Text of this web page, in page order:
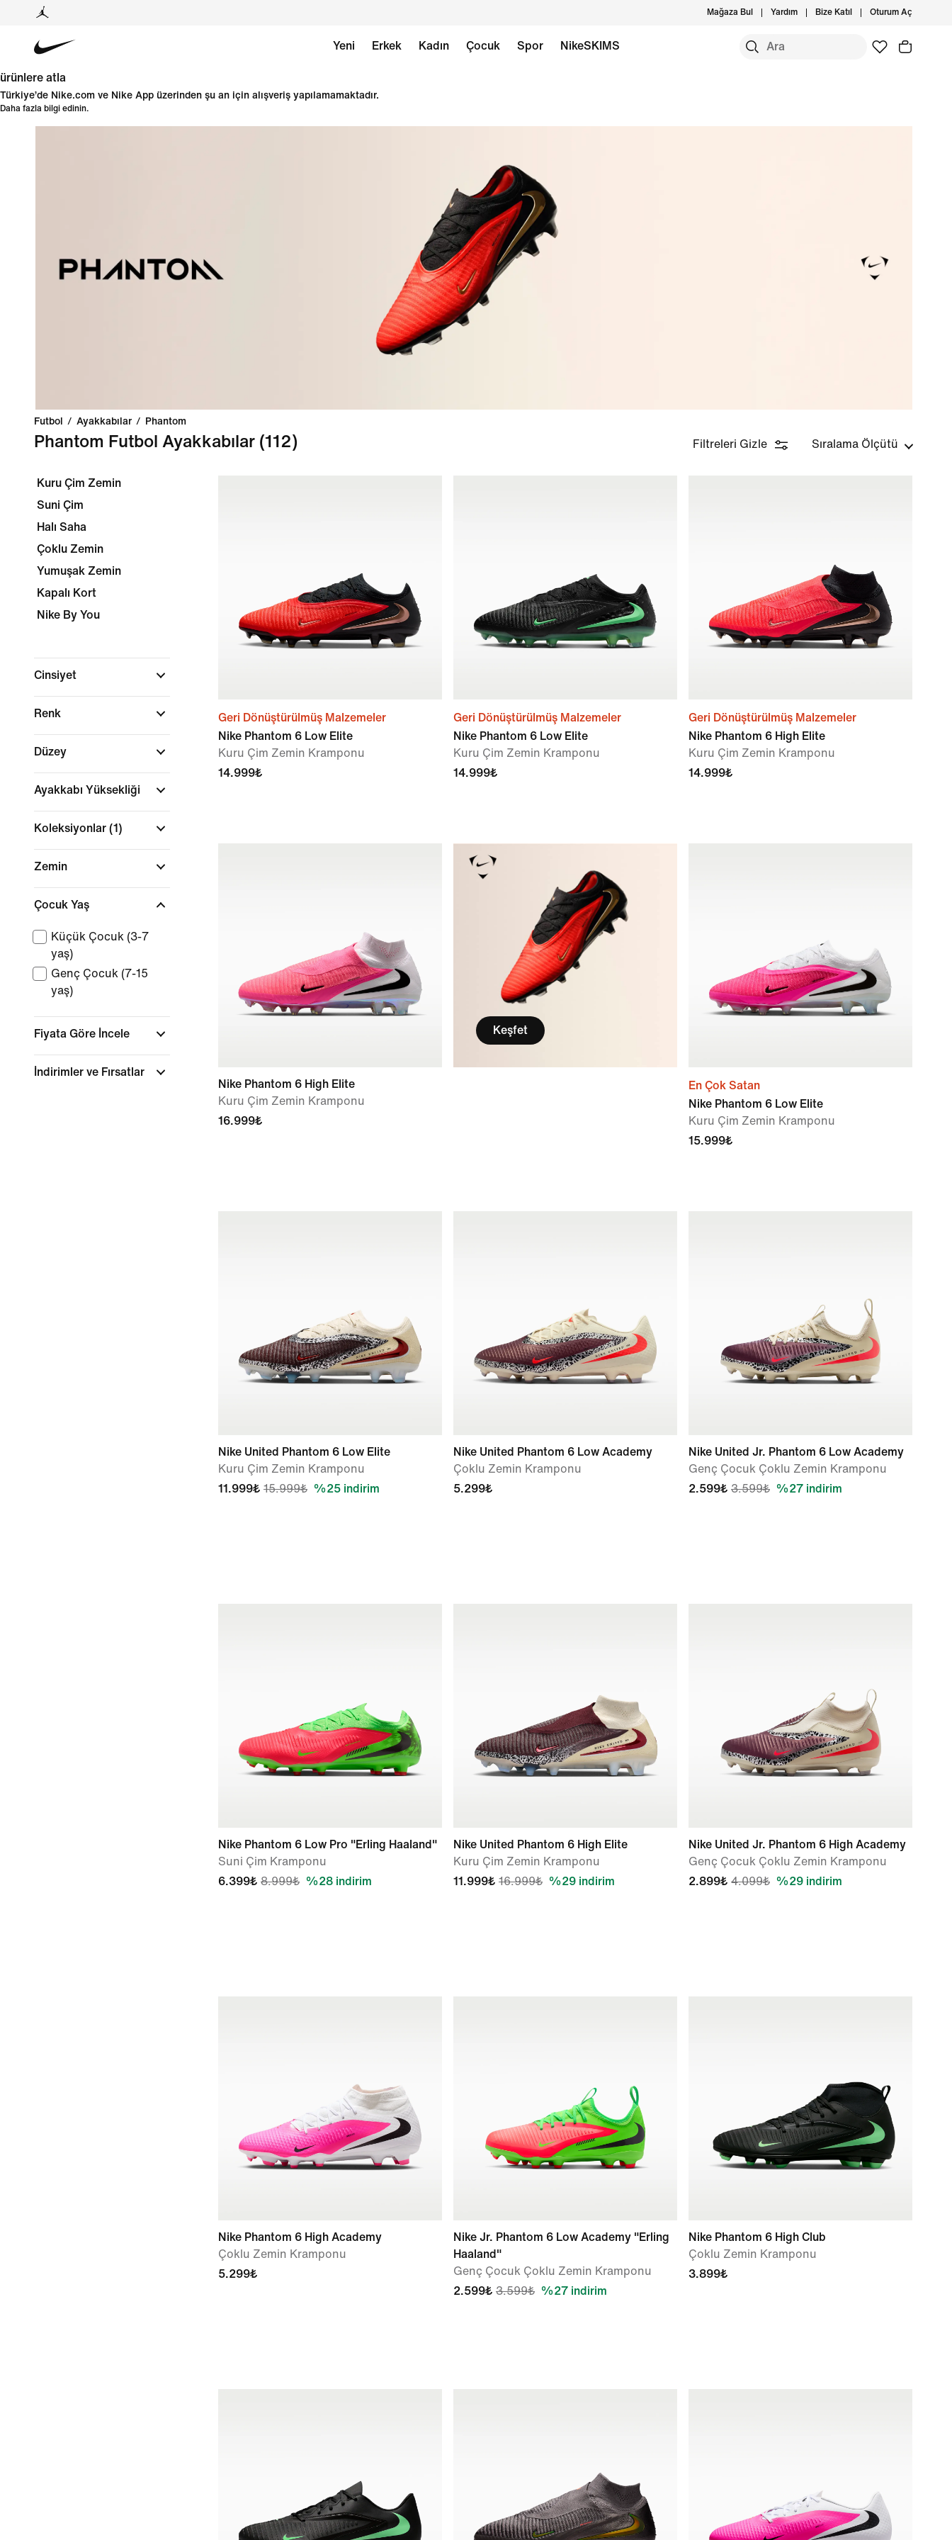
Mağaza Bul Yardım Bize Katıl Oturum Aç
Yeni Erkek Kadın Çocuk Spor NikeSKIMS
ürünlere atla
Türkiye’de Nike.com ve Nike App üzerinden şu an için alışveriş yapılamamaktadır.
Daha fazla bilgi edinin.
Futbol / Ayakkabılar / Phantom
Phantom Futbol Ayakkabılar (112) Filtreleri Gizle Sıralama Ölçütü
Kuru Çim Zemin
Suni Çim
Halı Saha
Çoklu Zemin
Yumuşak Zemin
Kapalı Kort
Nike By You
Cinsiyet
Renk
Düzey
Ayakkabı Yüksekliği
Koleksiyonlar (1)
Zemin
Çocuk Yaş
Küçük Çocuk (3-7
yaş)
Genç Çocuk (7-15
yaş)
Fiyata Göre İncele
İndirimler ve Fırsatlar
Geri Dönüştürülmüş Malzemeler
Nike Phantom 6 Low Elite
Kuru Çim Zemin Kramponu
14.999₺
Geri Dönüştürülmüş Malzemeler
Nike Phantom 6 Low Elite
Kuru Çim Zemin Kramponu
14.999₺
Geri Dönüştürülmüş Malzemeler
Nike Phantom 6 High Elite
Kuru Çim Zemin Kramponu
14.999₺
Nike Phantom 6 High Elite
Kuru Çim Zemin Kramponu
16.999₺
Keşfet
En Çok Satan
Nike Phantom 6 Low Elite
Kuru Çim Zemin Kramponu
15.999₺
Nike United Phantom 6 Low Elite
Kuru Çim Zemin Kramponu
11.999₺ 15.999₺ %25 indirim
Nike United Phantom 6 Low Academy
Çoklu Zemin Kramponu
5.299₺
Nike United Jr. Phantom 6 Low Academy
Genç Çocuk Çoklu Zemin Kramponu
2.599₺ 3.599₺ %27 indirim
Nike Phantom 6 Low Pro "Erling Haaland"
Suni Çim Kramponu
6.399₺ 8.999₺ %28 indirim
Nike United Phantom 6 High Elite
Kuru Çim Zemin Kramponu
11.999₺ 16.999₺ %29 indirim
Nike United Jr. Phantom 6 High Academy
Genç Çocuk Çoklu Zemin Kramponu
2.899₺ 4.099₺ %29 indirim
Nike Phantom 6 High Academy
Çoklu Zemin Kramponu
5.299₺
Nike Jr. Phantom 6 Low Academy "Erling
Haaland"
Genç Çocuk Çoklu Zemin Kramponu
2.599₺ 3.599₺ %27 indirim
Nike Phantom 6 High Club
Çoklu Zemin Kramponu
3.899₺